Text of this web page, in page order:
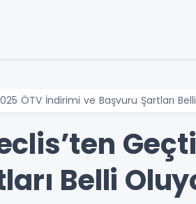
ÖTV İndirimi ve Başvuru Şartları
Belli